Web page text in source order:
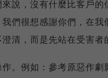
說，沒有什麼比客戶的
們很想感謝你們，在
清，而是先站在受害者
。例如：參考原惡作